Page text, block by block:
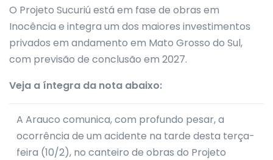
O Projeto Sucuriú está em fase de obras em
Inocência e integra um dos maiores investimentos
privados em andamento em Mato Grosso do Sul,
com previsão de conclusão em 2027.
Veja a íntegra da nota abaixo:
A Arauco comunica, com profundo pesar, a
ocorrência de um acidente na tarde desta terça-
feira (10/2), no canteiro de obras do Projeto